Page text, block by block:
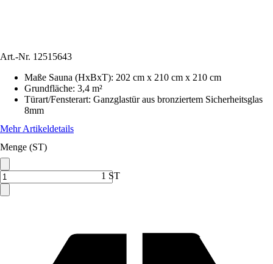
Art.-Nr. 12515643
Maße Sauna (HxBxT): 202 cm x 210 cm x 210 cm
Grundfläche: 3,4 m²
Türart/Fensterart: Ganzglastür aus bronziertem Sicherheitsglas
8mm
Mehr Artikeldetails
Menge (ST)
1 ST